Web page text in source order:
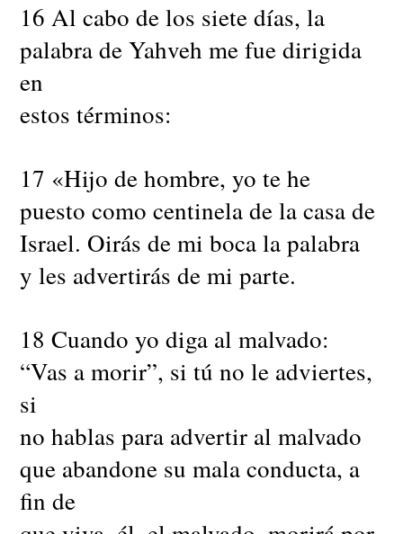
16 Al cabo de los siete días, la
palabra de Yahveh me fue dirigida
en
estos términos:
17 «Hijo de hombre, yo te he
puesto como centinela de la casa de
Israel. Oirás de mi boca la palabra
y les advertirás de mi parte.
18 Cuando yo diga al malvado:
“Vas a morir”, si tú no le adviertes,
si
no hablas para advertir al malvado
que abandone su mala conducta, a
fin de